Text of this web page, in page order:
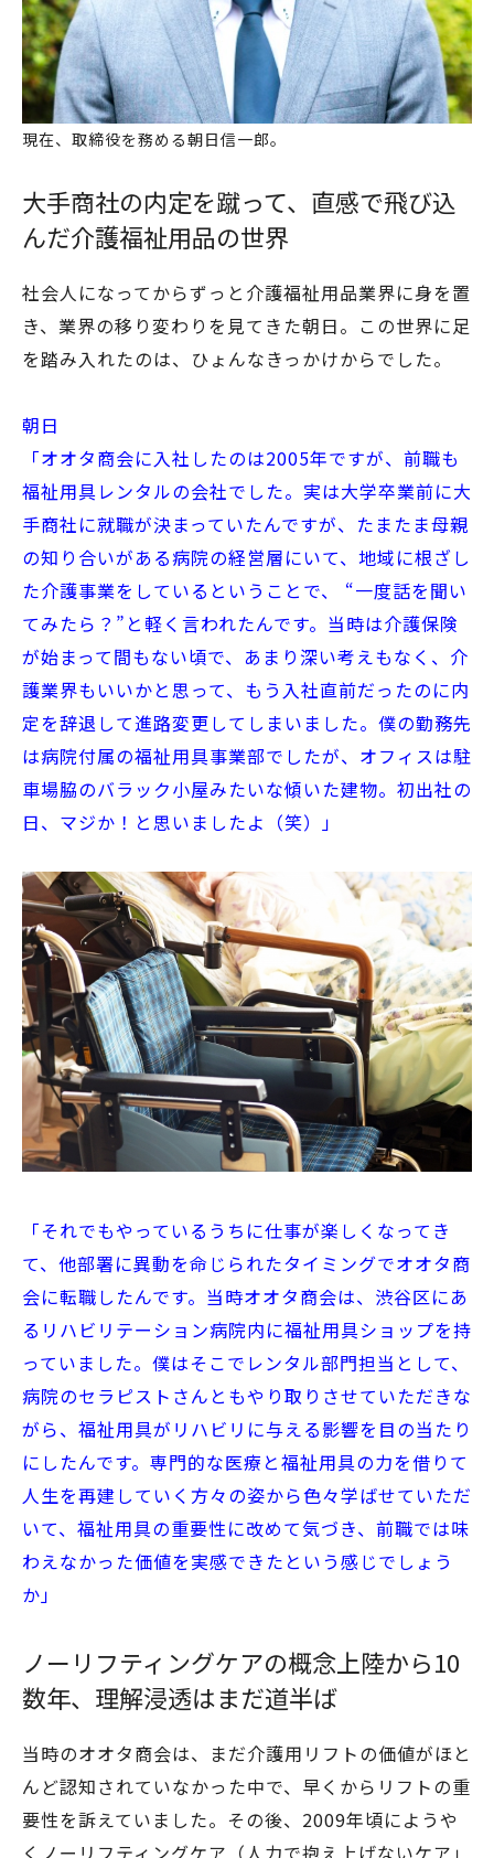
現在、取締役を務める朝日信一郎。
大手商社の内定を蹴って、直感で飛び込
んだ介護福祉用品の世界
社会人になってからずっと介護福祉用品業界に身を置
き、業界の移り変わりを見てきた朝日。この世界に足
を踏み入れたのは、ひょんなきっかけからでした。
朝日
「オオタ商会に入社したのは2005年ですが、前職も
福祉用具レンタルの会社でした。実は大学卒業前に大
手商社に就職が決まっていたんですが、たまたま母親
の知り合いがある病院の経営層にいて、地域に根ざし
た介護事業をしているということで、 “一度話を聞い
てみたら？”と軽く言われたんです。当時は介護保険
が始まって間もない頃で、あまり深い考えもなく、介
護業界もいいかと思って、もう入社直前だったのに内
定を辞退して進路変更してしまいました。僕の勤務先
は病院付属の福祉用具事業部でしたが、オフィスは駐
車場脇のバラック小屋みたいな傾いた建物。初出社の
日、マジか！と思いましたよ（笑）」
「それでもやっているうちに仕事が楽しくなってき
て、他部署に異動を命じられたタイミングでオオタ商
会に転職したんです。当時オオタ商会は、渋谷区にあ
るリハビリテーション病院内に福祉用具ショップを持
っていました。僕はそこでレンタル部門担当として、
病院のセラピストさんともやり取りさせていただきな
がら、福祉用具がリハビリに与える影響を目の当たり
にしたんです。専門的な医療と福祉用具の力を借りて
人生を再建していく方々の姿から色々学ばせていただ
いて、福祉用具の重要性に改めて気づき、前職では味
わえなかった価値を実感できたという感じでしょう
か」
ノーリフティングケアの概念上陸から10
数年、理解浸透はまだ道半ば
当時のオオタ商会は、まだ介護用リフトの価値がほと
んど認知されていなかった中で、早くからリフトの重
要性を訴えていました。その後、2009年頃にようや